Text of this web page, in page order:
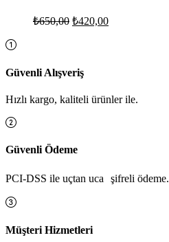
₺650,00 Orijinal
₺420,00Şu
Güvenli Alışveriş
Hızlı kargo, kaliteli ürünler ile.
Güvenli Ödeme
PCI-DSS ile uçtan uca şifreli ödeme.
Müşteri Hizmetleri